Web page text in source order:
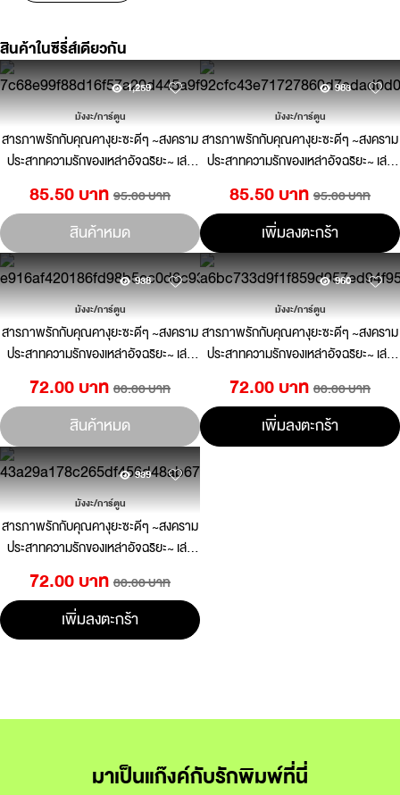
สินค้าในซีรี่ส์เดียวกัน
1,259
มังงะ/การ์ตูน
สารภาพรักกับคุณคางุยะซะดีๆ ~สงคราม
ประสาทความรักของเหล่าอัจฉริยะ~ เล่ม
85.50 บาท 95.00 บาท
สินค้าหมด
983
มังงะ/การ์ตูน
สารภาพรักกับคุณคางุยะซะดีๆ ~สงคราม
ประสาทความรักของเหล่าอัจฉริยะ~ เล่ม
85.50 บาท 95.00 บาท
เพิ่มลงตะกร้า
938
มังงะ/การ์ตูน
สารภาพรักกับคุณคางุยะซะดีๆ ~สงคราม
ประสาทความรักของเหล่าอัจฉริยะ~ เล่ม
72.00 บาท 80.00 บาท
สินค้าหมด
960
มังงะ/การ์ตูน
สารภาพรักกับคุณคางุยะซะดีๆ ~สงคราม
ประสาทความรักของเหล่าอัจฉริยะ~ เล่ม
72.00 บาท 80.00 บาท
เพิ่มลงตะกร้า
939
มังงะ/การ์ตูน
สารภาพรักกับคุณคางุยะซะดีๆ ~สงคราม
ประสาทความรักของเหล่าอัจฉริยะ~ เล่ม
72.00 บาท 80.00 บาท
เพิ่มลงตะกร้า
มาเป็นแก๊งค์กับรักพิมพ์ที่นี่